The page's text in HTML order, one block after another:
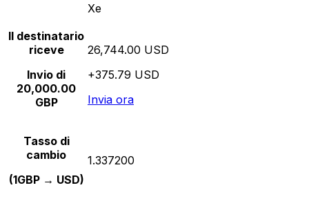
Xe
Il destinatario
riceve
Invio di
20,000.00
GBP
26,744.00 USD
+375.79 USD
Invia ora
Tasso di
cambio
(1GBP → USD)
1.337200